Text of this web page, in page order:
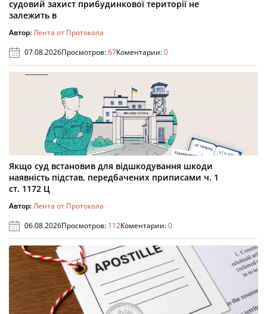
судовий захист прибудинкової території не
залежить в
Автор:Лента от Протокола
07.08.2026Просмотров:67Коментарии:0
Якщо суд встановив для відшкодування шкоди
наявність підстав, передбачених приписами ч. 1
ст. 1172 Ц
Автор:Лента от Протокола
06.08.2026Просмотров: 112Коментарии:0